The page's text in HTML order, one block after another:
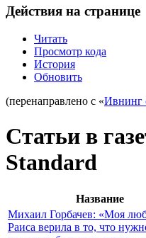
Действия на странице
Читать
Просмотр кода
История
Обновить
(перенаправлено с «Ивнинг
Статьи в
Standard
Название
Михаил Горбачев: «Моя
Раиса верила в то, что